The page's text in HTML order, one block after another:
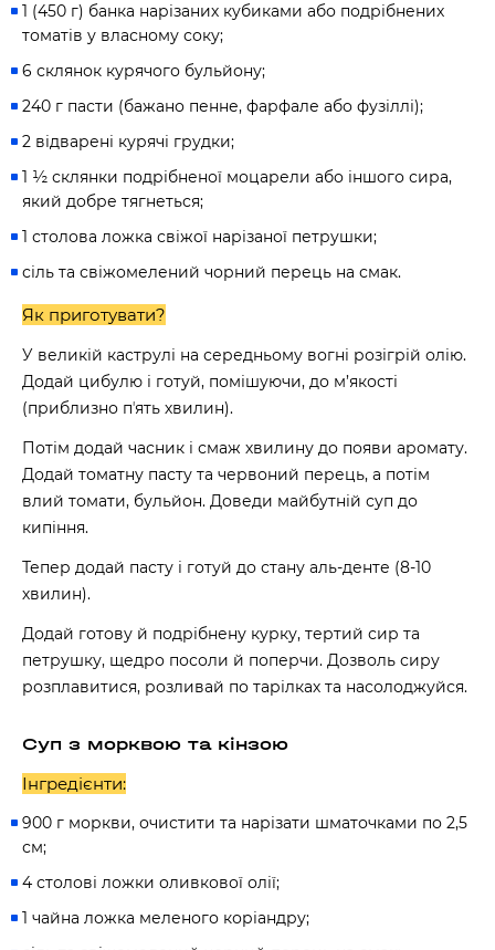
1 (450 г) банка нарізаних кубиками або подрібнених
томатів у власному соку;
6 склянок курячого бульйону;
240 г пасти (бажано пенне, фарфале або фузіллі);
2 відварені курячі грудки;
1 ½ склянки подрібненої моцарели або іншого сира,
який добре тягнеться;
1 столова ложка свіжої нарізаної петрушки;
сіль та свіжомелений чорний перець на смак.
Як приготувати?
У великій каструлі на середньому вогні розігрій олію.
Додай цибулю і готуй, помішуючи, до м’якості
(приблизно пʼять хвилин).
Потім додай часник і смаж хвилину до появи аромату.
Додай томатну пасту та червоний перець, а потім
влий томати, бульйон. Доведи майбутній суп до
кипіння.
Тепер додай пасту і готуй до стану аль-денте (8-10
хвилин).
Додай готову й подрібнену курку, тертий сир та
петрушку, щедро посоли й поперчи. Дозволь сиру
розплавитися, розливай по тарілках та насолоджуйся.
Суп з морквою та кінзою
Інгредієнти:
900 г моркви, очистити та нарізати шматочками по 2,5
см;
4 столові ложки оливкової олії;
1 чайна ложка меленого коріандру;